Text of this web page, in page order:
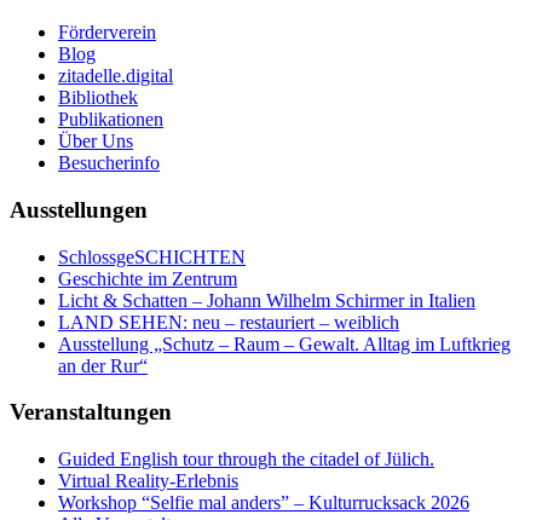
Förderverein
Blog
zitadelle.digital
Bibliothek
Publikationen
Über Uns
Besucherinfo
Ausstellungen
SchlossgeSCHICHTEN
Geschichte im Zentrum
Licht & Schatten – Johann Wilhelm Schirmer in Italien
LAND SEHEN: neu – restauriert – weiblich
Ausstellung „Schutz – Raum – Gewalt. Alltag im Luftkrieg
an der Rur“
Veranstaltungen
Guided English tour through the citadel of Jülich.
Virtual Reality-Erlebnis
Workshop “Selfie mal anders” – Kulturrucksack 2026